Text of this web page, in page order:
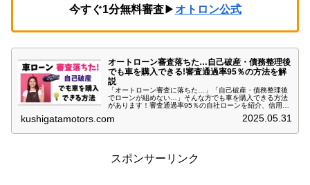
今すぐ1分無料審査▶ オトロン公式
オートローン審査落ちた…自己破産・債務整理後
でも車を購入できる!審査通過率95％の方法を解
説
「オートローン審査に落ちた…」「自己破産・債務整理後
でローンが組めない…」そんな方でも車を購入できる方法
があります！審査通過率95％の自社ローンを紹介、信用情
古車を手に入れるチャンス！まずは無料仮審査を試してみ
kushigatamotors.com 2025.05.31
スポンサーリンク